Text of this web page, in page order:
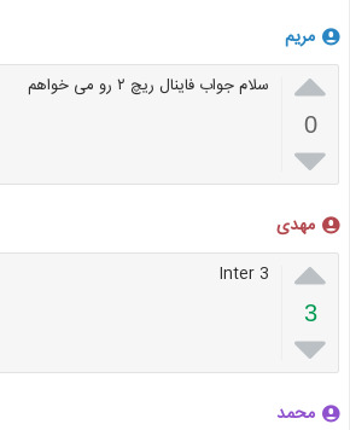
مریم

0

سلام جواب فاینال ریچ ۲ رو می خواهم
مهدی

3

Inter 3
محمد